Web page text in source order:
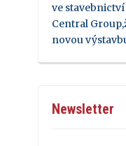
ve
Central
novou
Newsletter